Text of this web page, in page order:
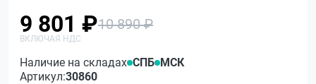
9 801 ₽10 890 ₽
Наличие на складах СПБ МСК
Артикул:30860